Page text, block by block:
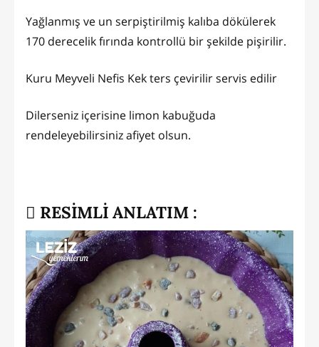
Yağlanmış ve un serpiştirilmiş kalıba dökülerek
170 derecelik fırında kontrollü bir şekilde pişirilir.
Kuru Meyveli Nefis Kek ters çevirilir servis edilir
Dilerseniz içerisine limon kabuğuda
rendeleyebilirsiniz afiyet olsun.
RESİMLİ ANLATIM :